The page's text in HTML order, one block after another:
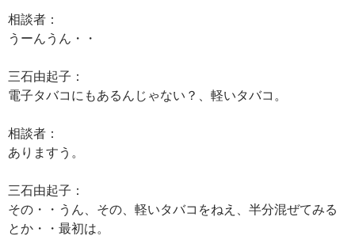
相談者：
うーんうん・・
三石由起子：
電子タバコにもあるんじゃない？、軽いタバコ。
相談者：
ありますう。
三石由起子：
その・・うん、その、軽いタバコをねえ、半分混ぜてみる
とか・・最初は。